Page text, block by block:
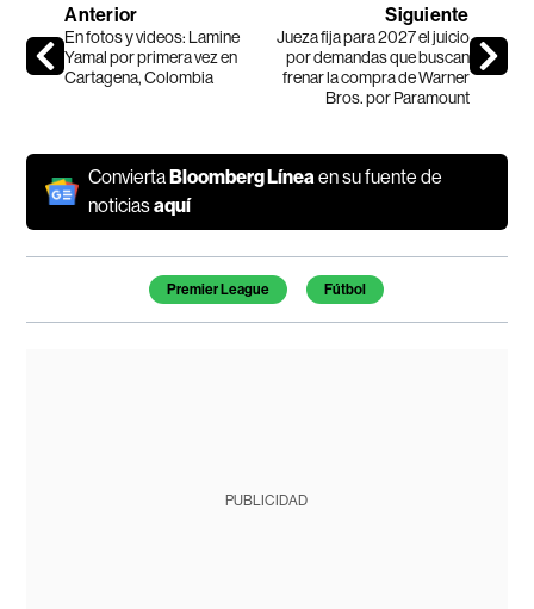
Anterior
En fotos y videos: Lamine
Yamal por primera vez en
Cartagena, Colombia
Siguiente
Jueza fija para 2027 el juicio
por demandas que buscan
frenar la compra de Warner
Bros. por Paramount
ConviertaBloomberg Línea en su fuente de
noticiasaquí
Temas de este artículo
Premier League Fútbol
PUBLICIDAD